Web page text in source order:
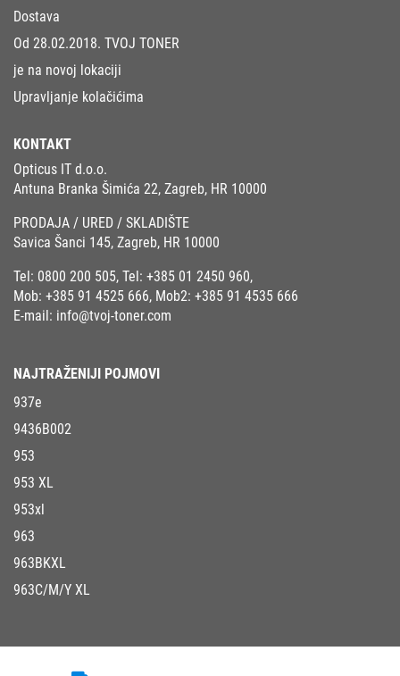
Dostava
Od 28.02.2018. TVOJ TONER
je na novoj lokaciji
Upravljanje kolačićima
KONTAKT
Opticus IT d.o.o.
Antuna Branka Šimića 22, Zagreb, HR 10000
PRODAJA / URED / SKLADIŠTE
Savica Šanci 145, Zagreb, HR 10000
Tel: 0800 200 505, Tel: +385 01 2450 960,
Mob: +385 91 4525 666, Mob2: +385 91 4535 666
E-mail: info@tvoj-toner.com
NAJTRAŽENIJI POJMOVI
937e
9436B002
953
953 XL
953xl
963
963BKXL
963C/M/Y XL